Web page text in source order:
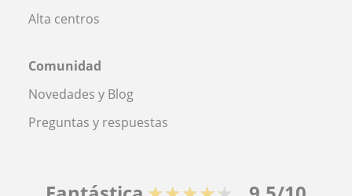
Alta centros
Comunidad
Novedades y Blog
Preguntas y respuestas